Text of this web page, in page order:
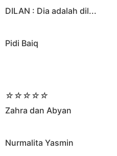
DILAN : Dia adalah dil...
Pidi Baiq
☆☆☆☆☆
Zahra dan Abyan
Nurmalita Yasmin